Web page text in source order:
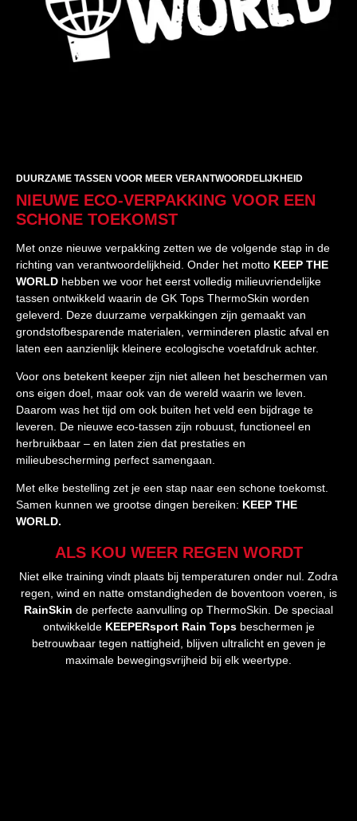
DUURZAME TASSEN VOOR MEER VERANTWOORDELIJKHEID
NIEUWE ECO-VERPAKKING VOOR EEN
SCHONE TOEKOMST
Met onze nieuwe verpakking zetten we de volgende stap in de
richting van verantwoordelijkheid. Onder het motto KEEP THE
WORLD hebben we voor het eerst volledig milieuvriendelijke
tassen ontwikkeld waarin de GK Tops ThermoSkin worden
geleverd. Deze duurzame verpakkingen zijn gemaakt van
grondstofbesparende materialen, verminderen plastic afval en
laten een aanzienlijk kleinere ecologische voetafdruk achter.
Voor ons betekent keeper zijn niet alleen het beschermen van
ons eigen doel, maar ook van de wereld waarin we leven.
Daarom was het tijd om ook buiten het veld een bijdrage te
leveren. De nieuwe eco-tassen zijn robuust, functioneel en
herbruikbaar – en laten zien dat prestaties en
milieubescherming perfect samengaan.
Met elke bestelling zet je een stap naar een schone toekomst.
Samen kunnen we grootse dingen bereiken: KEEP THE
WORLD.
ALS KOU WEER REGEN WORDT
Niet elke training vindt plaats bij temperaturen onder nul. Zodra
regen, wind en natte omstandigheden de boventoon voeren, is
RainSkin de perfecte aanvulling op ThermoSkin. De speciaal
ontwikkelde KEEPERsport Rain Topsbeschermen je
betrouwbaar tegen nattigheid, blijven ultralicht en geven je
maximale bewegingsvrijheid bij elk weertype.